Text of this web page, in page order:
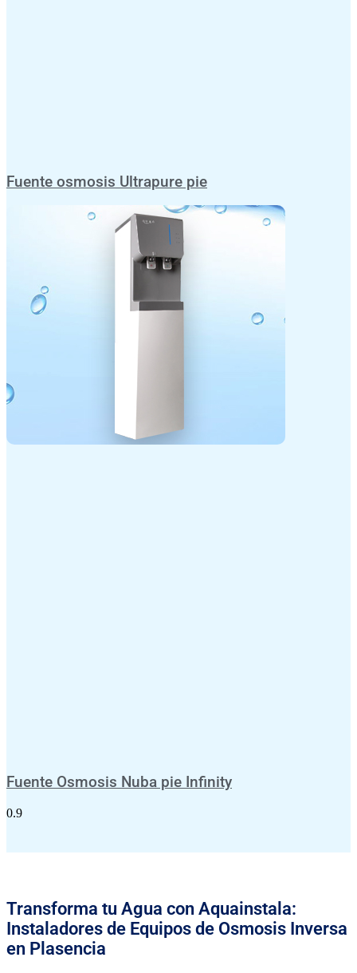
Fuente osmosis Ultrapure pie
Fuente Osmosis Nuba pie Infinity
Transforma tu Agua con Aquainstala:
Instaladores de Equipos de Osmosis Inversa
en Plasencia